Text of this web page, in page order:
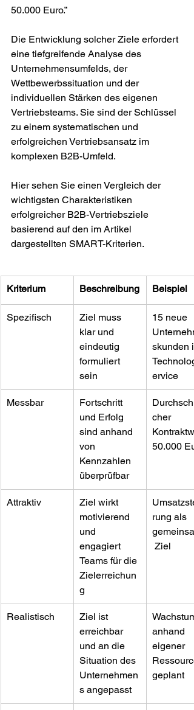
50.000 Euro.”
Die Entwicklung solcher Ziele erfordert
eine tiefgreifende Analyse des
Unternehmensumfelds, der
Wettbewerbssituation und der
individuellen Stärken des eigenen
Vertriebsteams. Sie sind der Schlüssel
zu einem systematischen und
erfolgreichen Vertriebsansatz im
komplexen B2B-Umfeld.
Hier sehen Sie einen Vergleich der
wichtigsten Charakteristiken
erfolgreicher B2B-Vertriebsziele
basierend auf den im Artikel
dargestellten SMART-Kriterien.
Kriterium Beschreibung Beispiel
Spezifisch
Ziel muss
klar und
eindeutig
formuliert
sein
15 neue
skunden
ervice
Messbar
Fortschritt
und Erfolg
sind anhand
von
Kennzahlen
überprüfbar
cher
50.000
Attraktiv
Ziel wirkt
motivierend
und
engagiert
Teams für die
Zielerreichun
g
rung als
Ziel
Realistisch
Ziel ist
erreichbar
und an die
Situation des
Unternehmen
s angepasst
Wachstum
anhand
eigener
geplant